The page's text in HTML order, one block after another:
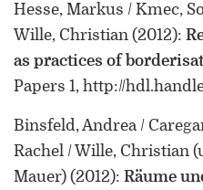
Hesse, Markus / Kmec,
Wille, Christian (2012):
as practices of
Papers 1, http://
Binsfeld, Andrea /
Rachel / Wille, Christian
Mauer) (2012): Räume